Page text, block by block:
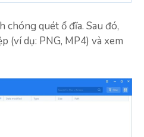
chóng quét ổ đĩa. Sau đó,
(ví dụ: PNG, MP4) và xem